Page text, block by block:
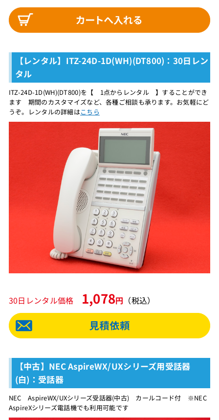
【レンタル】ITZ-24D-1D(WH)(DT800)：30日レン
タル
ITZ-24D-1D(WH)(DT800)を【 1点からレンタル 】することができ
ます 期間のカスタマイズなど、各種ご相談も承ります。お気軽にど
うぞ。レンタルの詳細はこちら
30日レンタル価格 1,078円 （税込）
【中古】NEC AspireWX/UXシリーズ用受話器
(白)：受話器
NEC AspireWX/UXシリーズ受話器(中古) カールコード付 ※NEC
AspireXシリーズ電話機でも利用可能です